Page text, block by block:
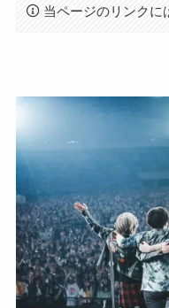
当ページのリンクに